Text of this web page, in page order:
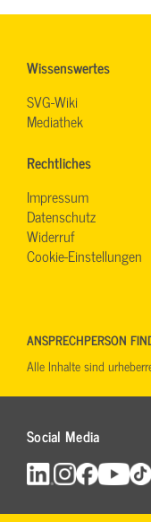
Wissenswertes
SVG-Wiki
Mediathek
Rechtliches
Impressum
Datenschutz
Widerruf
Cookie-Einstellungen
Social Media
ANSPRECHPERSON
Alle Inhalte sind